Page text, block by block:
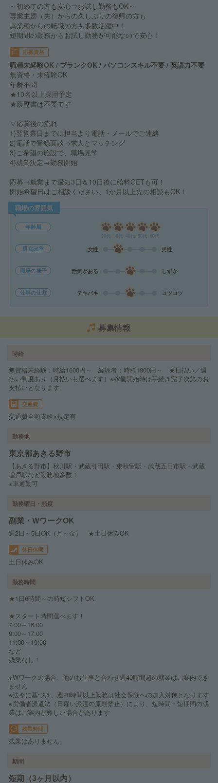
～初めての方も安心⇒お試し勤務もOK～
専業主婦（夫）からの久しぶりの復帰の方も
異業種からの転職の方も多数活躍中！
短期間の勤務からお試し勤務が可能なので安心！
応募資格
職種未経験OK / ブランクOK / パソコンスキル不要 / 英語力不要
無資格・未経験OK
年齢不問
★10名以上採用予定
★履歴書は不要です
▽応募後の流れ
1)翌営業日までに担当より電話・メールでご連絡
2)電話で登録面談→求人とマッチング
3)ご希望の施設で、職場見学
4)就業決定→勤務開始
応募→就業まで最短3日＆10日後に給料GETも可！
開始希望日はご相談ください。1か月以上先の相談もOK！
職場の雰囲気
年齢層
男女比率 女性 男性
職場の様子 活気がある しずか
仕事の仕方 テキパキ コツコツ
募集情報
時給
無資格未経験：時給1600円～ 経験者：時給1800円～ ★日払い／週
払い制度あり（月払いも選べます）※稼働開始時は手続き完了次第のお
支払いとなります。
交通費
交通費全額支給※規定有
勤務地
東京都あきる野市
【あきる野市】秋川駅・武蔵引田駅・東秋留駅・武蔵五日市駅・武蔵
増戸駅など勤務地多数！
※車通勤可
勤務曜日・頻度
副業・WワークOK
週2日～5日OK（月～金） ★土日休みOK
休日休暇
土日休みOK
勤務時間
★1日6時間～の時短シフトOK
★スタート時間選べます！
7:00～16:00
9:00～17:00
11:00～19:00
など
残業なし！
※Wワークの場合、他のお仕事と合わせ週40時間超の就業はご案内でき
ません
※法令に基づき、週20時間以上勤務は社会保険への加入対象となります
※労働者派遣法（日雇い派遣の原則禁止）により、短時間・短期間の就
業はご案内が難しい場合があります
残業時間
残業はありません。
期間
短期（3ヶ月以内）